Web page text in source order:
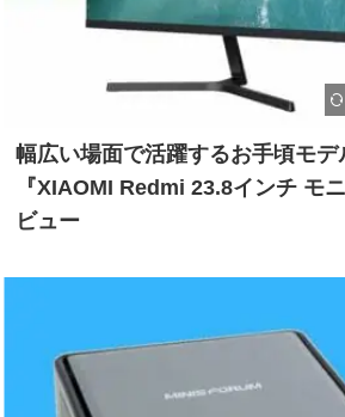
幅広い場面で活躍するお手頃モデ
『XIAOMI Redmi 23.8インチ モ
ビュー